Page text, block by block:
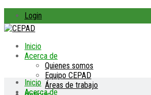
Login
Inicio
Acerca de
Quienes somos
Equipo CEPAD
Áreas de trabajo
Inicio
Acerca de